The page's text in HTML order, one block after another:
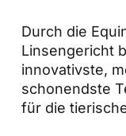
Durch die
Linsengericht
innovativste,
schonendste
für die